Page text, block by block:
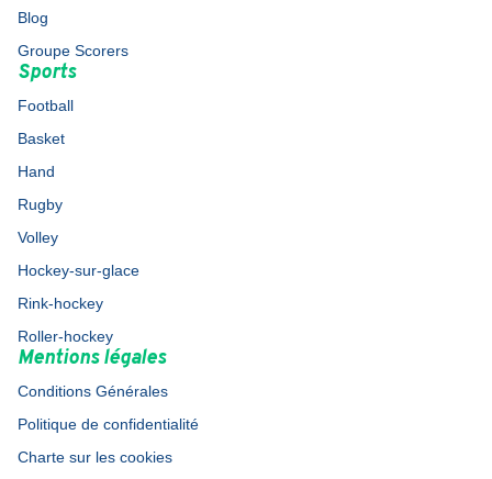
Blog
Groupe Scorers
Sports
Football
Basket
Hand
Rugby
Volley
Hockey-sur-glace
Rink-hockey
Roller-hockey
Mentions légales
Conditions Générales
Politique de confidentialité
Charte sur les cookies